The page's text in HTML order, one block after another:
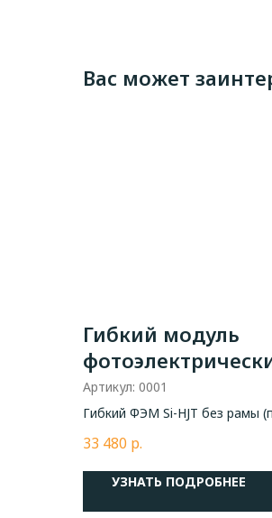
Вас может
Гибкий модуль
SteelSun Si-HJT
Артикул: 0001
Гибкий ФЭМ Si-HJT без рамы
33 480 р.
УЗНАТЬ ПОДРОБНЕЕ